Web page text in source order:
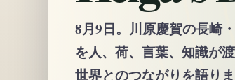
8月9日。川原慶賀の長崎
を人、荷、言葉、知識が
世界とのつながりを語り